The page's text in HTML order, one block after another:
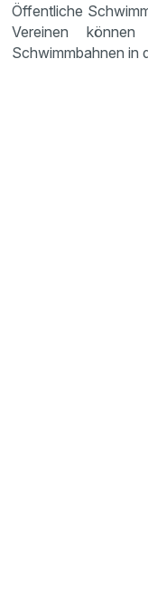
Öffentliche
Vereinen
Schwimmbahnen in